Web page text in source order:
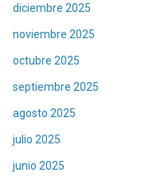
diciembre 2025
noviembre 2025
octubre 2025
septiembre 2025
agosto 2025
julio 2025
junio 2025